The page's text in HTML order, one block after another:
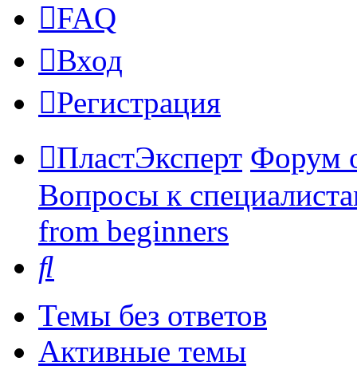
FAQ
Вход
Регистрация
ПластЭксперт Форум
Вопросы к
from beginners
Темы без ответов
Активные темы